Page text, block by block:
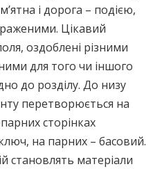
і дорога – подією,
Цікавий
оздоблені різними
для того чи іншого
до розділу. До низу
перетворюється на
сторінках
на парних – басовий.
становлять матеріали